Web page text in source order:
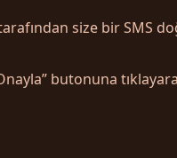
size bir
butonuna